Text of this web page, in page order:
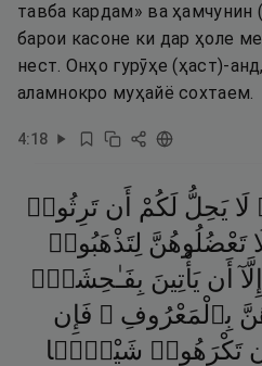
тавба кардам» ва ҳамчунин
барои касоне ки дар ҳоле
нест. Онҳо гурӯҳе (ҳаст)-
аламнокро муҳайё сохтаем.
4:18
لَا يَحِلُّ لَكُمْ أَن تَرِثُوا۟
تَعْضُلُوهُنَّ لِتَذْهَبُوا۟
إِلَّآ أَن يَأْتِينَ بِفَـٰحِشَةٍۢ
بِٱلْمَعْرُوفِ ۚ فَإِن
تَكْرَهُوا۟ شَيْـًۭٔا